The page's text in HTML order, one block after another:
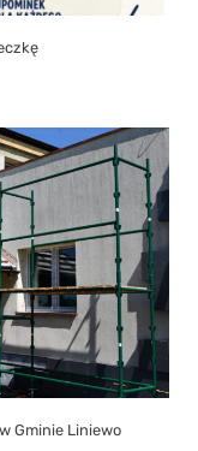
Gminie Liniewo